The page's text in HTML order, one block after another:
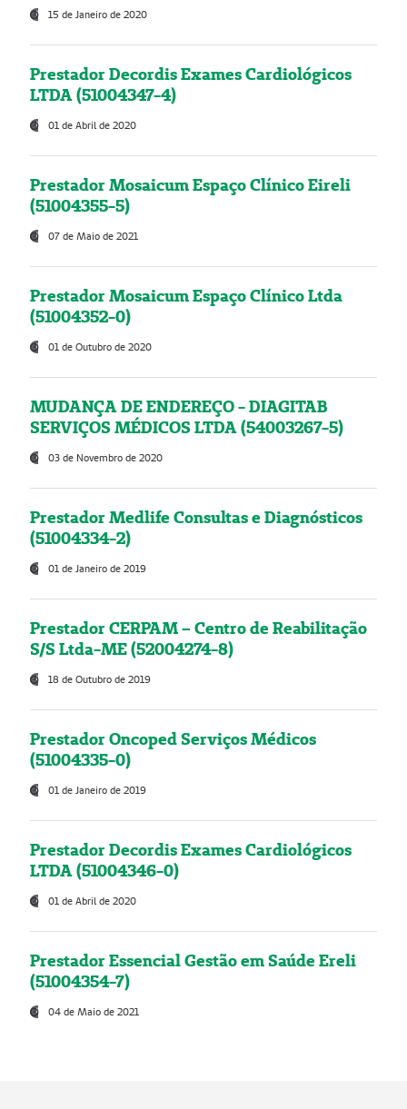
15 de Janeiro de 2020
Prestador Decordis Exames Cardiológicos
LTDA (51004347-4)
01 de Abril de 2020
Prestador Mosaicum Espaço Clínico Eireli
(51004355-5)
07 de Maio de 2021
Prestador Mosaicum Espaço Clínico Ltda
(51004352-0)
01 de Outubro de 2020
MUDANÇA DE ENDEREÇO - DIAGITAB
SERVIÇOS MÉDICOS LTDA (54003267-5)
03 de Novembro de 2020
Prestador Medlife Consultas e Diagnósticos
(51004334-2)
01 de Janeiro de 2019
Prestador CERPAM – Centro de Reabilitação
S/S Ltda-ME (52004274-8)
18 de Outubro de 2019
Prestador Oncoped Serviços Médicos
(51004335-0)
01 de Janeiro de 2019
Prestador Decordis Exames Cardiológicos
LTDA (51004346-0)
01 de Abril de 2020
Prestador Essencial Gestão em Saúde Ereli
(51004354-7)
04 de Maio de 2021